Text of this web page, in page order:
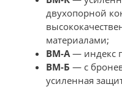
двухопорной
материалами;
ВМ-А— индекс
ВМ-Б — с
усиленная